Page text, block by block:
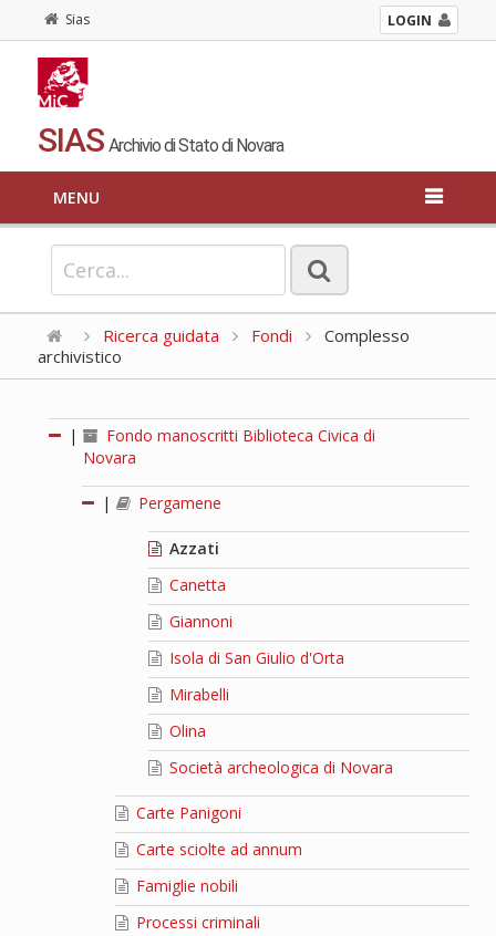
Sias LOGIN
SIAS Archivio di Stato di Novara
MENU
Ricerca guidata Fondi
Complesso
archivistico
|
Fondo manoscritti Biblioteca Civica di
Novara
| Pergamene
Azzati
Canetta
Giannoni
Isola di San Giulio d'Orta
Mirabelli
Olina
Società archeologica di Novara
Carte Panigoni
Carte sciolte ad annum
Famiglie nobili
Processi criminali